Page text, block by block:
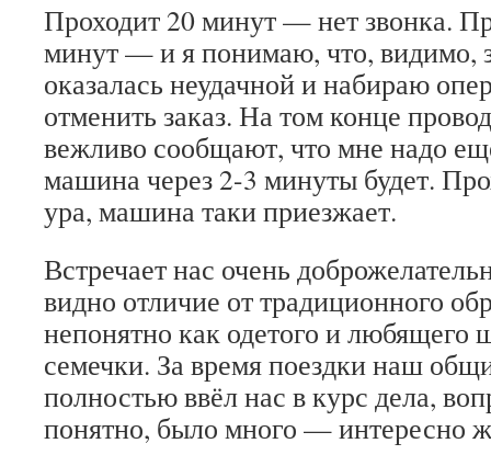
Проходит 20 минут — нет звонка.
минут — и я понимаю, что, видимо,
оказалась неудачной и набираю
отменить заказ. На том конце
вежливо сообщают, что мне надо
машина через 2-3 минуты будет.
ура, машина таки приезжает.
Встречает нас очень
видно отличие от традиционного
непонятно как одетого и любящего
семечки. За время поездки наш
полностью ввёл нас в курс дела,
понятно, было много — интересно